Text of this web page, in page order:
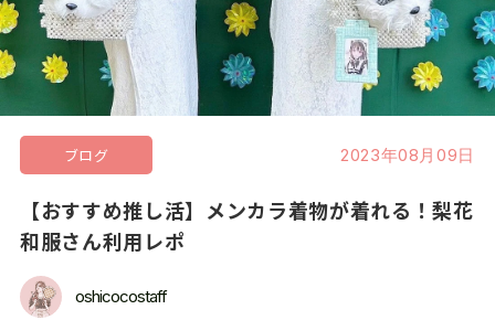
ブログ 2023年08月09日
【おすすめ推し活】メンカラ着物が着れる！梨花
和服さん利用レポ
oshicocostaff